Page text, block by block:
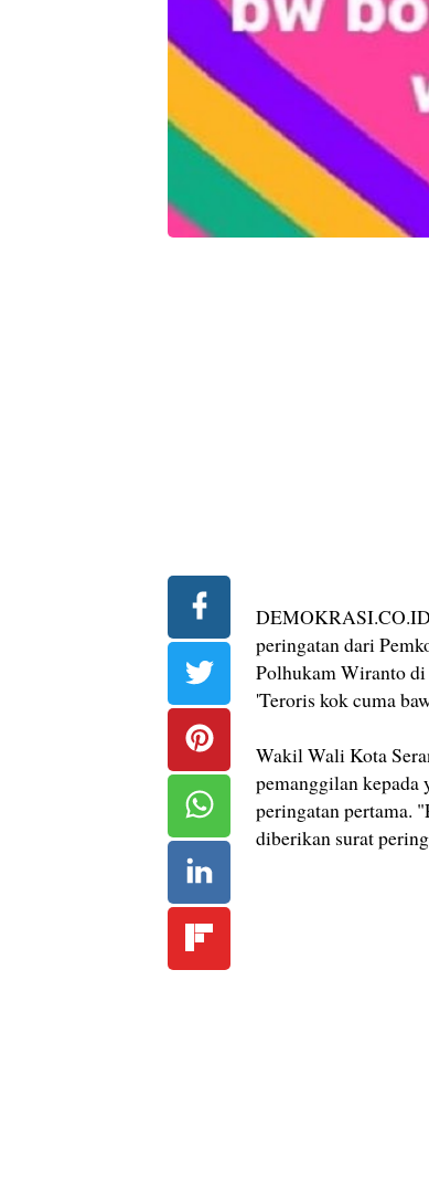
DEMOKRASI.CO.ID
peringatan dari
Polhukam Wiranto di
'Teroris kok cuma
Wakil Wali Kota
pemanggilan kepada
peringatan pertama.
diberikan surat